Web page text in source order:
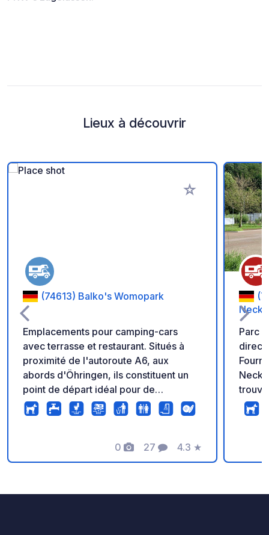
Lieux à découvrir
Ajouter à vos
(74613) Balko's Womopark
Emplacements pour camping-cars
avec terrasse et restaurant. Situés à
proximité de l'autoroute A6, aux
abords d'Öhringen, ils constituent un
point de départ idéal pour de
magnifiques randonnées pédestres et
cyclistes. Les emplacements sont bien
branchements électriques. Une station
de vidange/recharge des eaux usées
0
Photos
27
Commentaires
4.3
Note
★
Parc
à
et de